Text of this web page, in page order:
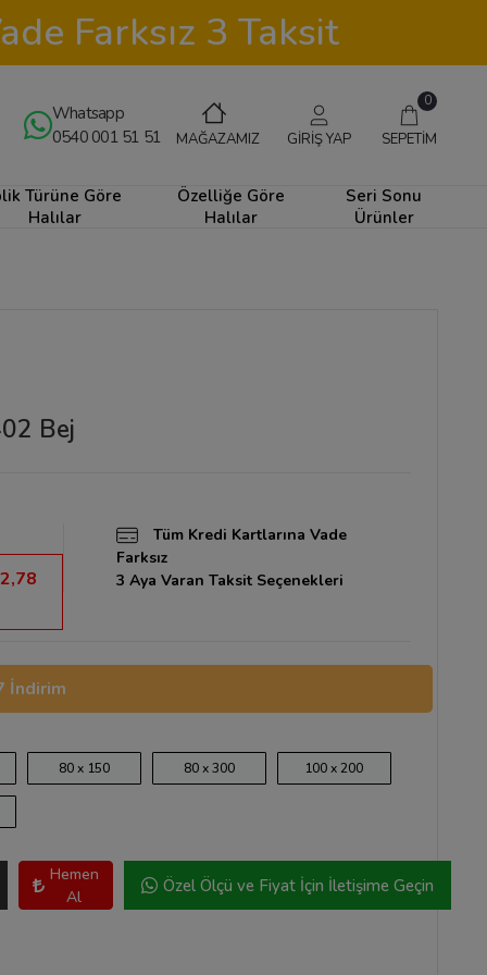
Farksız 3 Taksit
Whatsapp
0540 001 51 51
MAĞAZAMIZ GİRİŞ YAP
0
SEPETİM
Türüne Göre
Halılar
Özelliğe Göre
Halılar
Seri Sonu
Ürünler
Bej
Tüm Kredi Kartlarına Vade
Farksız
3 Aya Varan Taksit Seçenekleri
İndirim
80 x 150 80 x 300 100 x 200
Hemen
Al
Özel Ölçü ve Fiyat İçin İletişime Geçin